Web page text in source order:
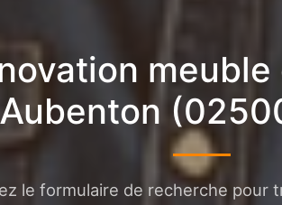
le formulaire de recherche pour